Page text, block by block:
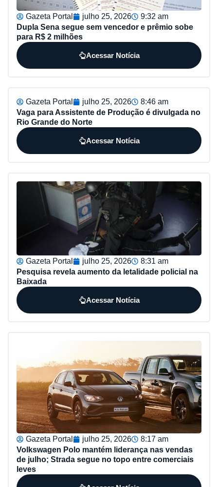
Gazeta Portal julho 25, 2026
9:32 am
Dupla Sena segue sem vencedor e prêmio sobe
para R$ 2 milhões
Acessar Notícia
Gazeta Portal julho 25, 2026
8:46 am
Vaga para Assistente de Produção é divulgada no
Rio Grande do Norte
Acessar Notícia
Gazeta Portal julho 25, 2026
8:31 am
Pesquisa revela aumento da letalidade policial na
Baixada
Acessar Notícia
Gazeta Portal julho 25, 2026
8:17 am
Volkswagen Polo mantém liderança nas vendas
de julho; Strada segue no topo entre comerciais
leves